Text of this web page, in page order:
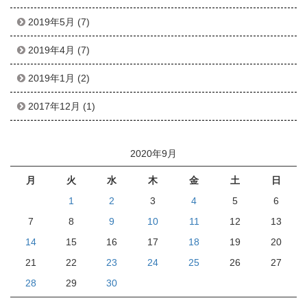
2019年5月 (7)
2019年4月 (7)
2019年1月 (2)
2017年12月 (1)
2020年9月
月 火 水 木 金 土
日
1
2 3 4 5
6
7
8 9 10 11 12
13
14
15 16 17 18 19
20
21
22 23 24 25 26
27
28
29 30